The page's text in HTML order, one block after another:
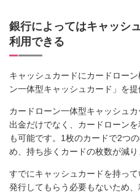
銀行によってはキャッシ
利用できる
キャッシュカードにカードロー
ン一体型キャッシュカード」を
カードローン一体型キャッシュ
出金だけでなく、カードローン
も可能です。1枚のカードで2つ
め、持ち歩くカードの枚数が減り
すでにキャッシュカードを持っ
発行してもらう必要もないため